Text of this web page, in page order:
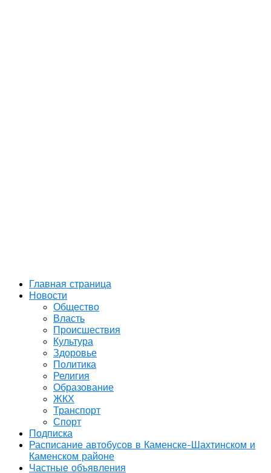
Главная страница
Новости
Общество
Власть
Происшествия
Культура
Здоровье
Политика
Религия
Образование
ЖКХ
Транспорт
Спорт
Подписка
Расписание автобусов в Каменске-Шахтинском и
Каменском районе
Частные объявления